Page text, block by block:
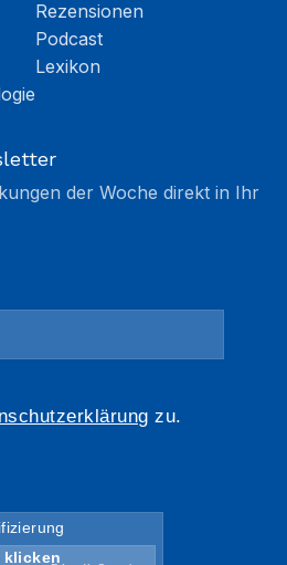
Rezensionen
Podcast
Lexikon
der Woche direkt in Ihr